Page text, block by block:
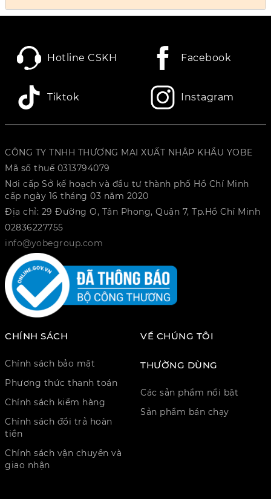
Hotline CSKH Facebook
Tiktok Instagram
CÔNG TY TNHH THƯƠNG MẠI XUẤT NHẬP KHẨU YOBE
Mã số thuế 0313794079
Nơi cấp Sở kế hoạch và đầu tư thành phố Hồ Chí Minh
cấp ngày 16 tháng 03 năm 2020
Địa chỉ: 29 Đường O, Tân Phong, Quận 7, Tp.Hồ Chí Minh
02836227755
info@yobegroup.com
CHÍNH SÁCH
Chính sách bảo mật
Phương thức thanh toán
Chính sách kiểm hàng
Chính sách đổi trả hoàn
tiền
Chính sách vận chuyển và
giao nhận
VỀ CHÚNG TÔI
THƯỜNG DÙNG
Các sản phẩm nổi bật
Sản phẩm bán chạy